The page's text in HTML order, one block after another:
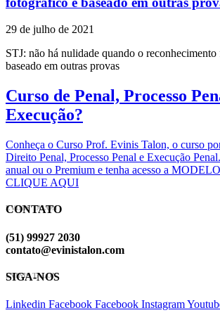
29 de julho de 2021
STJ: não há nulidade quando o
baseado em outras provas
Curso de Penal, Processo
Execução?
Conheça o Curso Prof. Evinis Talon, o curso
Direito Penal, Processo Penal e Execução
anual ou o Premium e tenha acesso a
CLIQUE AQUI
EVINIS TALON
CONTATO
(51) 99927 2030
contato@evinistalon.com
EVINIS TALON
SIGA-NOS
Linkedin Facebook Facebook Instagram